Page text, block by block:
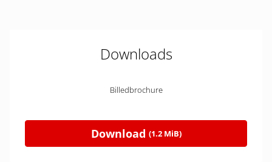
Downloads
Billedbrochure
Download (1.2 MiB)